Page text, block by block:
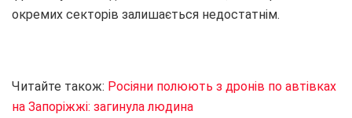
окремих секторів залишається недостатнім.
Читайте також: Росіяни полюють з дронів по автівках
на Запоріжжі: загинула людина